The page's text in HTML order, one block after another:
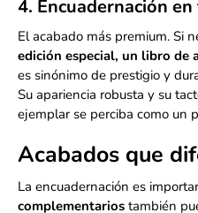
4. Encuadernación
El acabado más premium. Si
edición especial, un libro de
es sinónimo de prestigio y
Su apariencia robusta y su
ejemplar se perciba como un
Acabados que
La encuadernación es
complementarios también